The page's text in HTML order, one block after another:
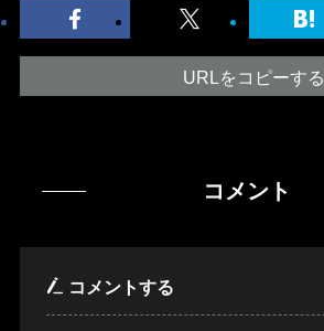
URLをコピーする
コメント
コメントする